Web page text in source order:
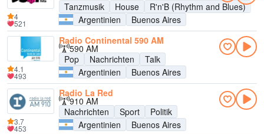
Tanzmusik
House
R'n'B (Rhythm and Blues)
Argentinien
Buenos Aires
4
521
Radio Continental 590 AM
590 AM
Pop
Nachrichten
Talk
Argentinien
Buenos Aires
4.1
493
Radio La Red
910 AM
Nachrichten
Sport
Politik
Argentinien
Buenos Aires
3.7
453